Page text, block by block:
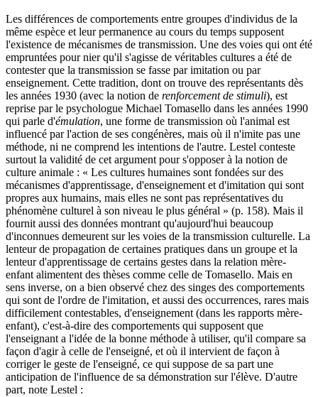
Les différences de comportements entre groupes d'individus de la
même espèce et leur permanence au cours du temps supposent
l'existence de mécanismes de transmission. Une des voies qui ont été
empruntées pour nier qu'il s'agisse de véritables cultures a été de
contester que la transmission se fasse par imitation ou par
enseignement. Cette tradition, dont on trouve des représentants dès
les années 1930 (avec la notion de renforcement de stimuli), est
reprise par le psychologue Michael Tomasello dans les années 1990
qui parle d'émulation, une forme de transmission où l'animal est
influencé par l'action de ses congénères, mais où il n'imite pas une
méthode, ni ne comprend les intentions de l'autre. Lestel conteste
surtout la validité de cet argument pour s'opposer à la notion de
culture animale : « Les cultures humaines sont fondées sur des
mécanismes d'apprentissage, d'enseignement et d'imitation qui sont
propres aux humains, mais elles ne sont pas représentatives du
phénomène culturel à son niveau le plus général » (p. 158). Mais il
fournit aussi des données montrant qu'aujourd'hui beaucoup
d'inconnues demeurent sur les voies de la transmission culturelle. La
lenteur de propagation de certaines pratiques dans un groupe et la
lenteur d'apprentissage de certains gestes dans la relation mère-
enfant alimentent des thèses comme celle de Tomasello. Mais en
sens inverse, on a bien observé chez des singes des comportements
qui sont de l'ordre de l'imitation, et aussi des occurrences, rares mais
difficilement contestables, d'enseignement (dans les rapports mère-
enfant), c'est-à-dire des comportements qui supposent que
l'enseignant a l'idée de la bonne méthode à utiliser, qu'il compare sa
façon d'agir à celle de l'enseigné, et où il intervient de façon à
corriger le geste de l'enseigné, ce qui suppose de sa part une
anticipation de l'influence de sa démonstration sur l'élève. D'autre
part, note Lestel :